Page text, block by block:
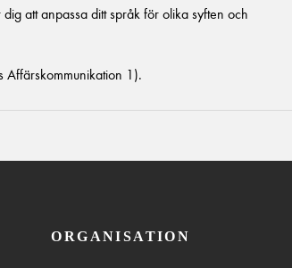
att anpassa ditt språk för olika syften och
Affärskommunikation 1).
ORGANISATION